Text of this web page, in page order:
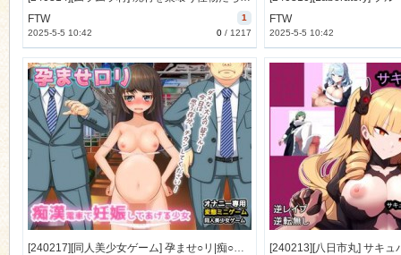
1
FTW
0/ 1217
2025-5-5 10:42
FTW
2025-5-5 10:42
[240217][同人美少女ゲーム] 孕ませ○リ|痴○電車で妊娠してあげる少女～オナニー用ミニゲーム [64M] [RJ01154611]